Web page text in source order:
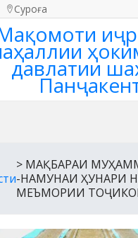
Суроға
давлатии
> МАҚБАРАИ
-НАМУНАИ ҲУНАРИ
МЕЪМОРИИ